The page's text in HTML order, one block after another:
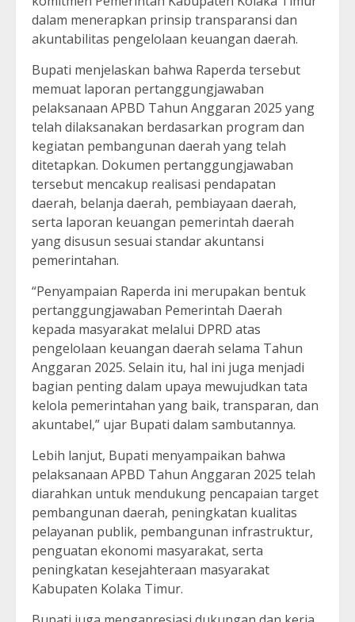
dalam menerapkan prinsip transparansi dan
akuntabilitas pengelolaan keuangan daerah.
Bupati menjelaskan bahwa Raperda tersebut
memuat laporan pertanggungjawaban
pelaksanaan APBD Tahun Anggaran 2025 yang
telah dilaksanakan berdasarkan program dan
kegiatan pembangunan daerah yang telah
ditetapkan. Dokumen pertanggungjawaban
tersebut mencakup realisasi pendapatan
daerah, belanja daerah, pembiayaan daerah,
serta laporan keuangan pemerintah daerah
yang disusun sesuai standar akuntansi
pemerintahan.
“Penyampaian Raperda ini merupakan bentuk
pertanggungjawaban Pemerintah Daerah
kepada masyarakat melalui DPRD atas
pengelolaan keuangan daerah selama Tahun
Anggaran 2025. Selain itu, hal ini juga menjadi
bagian penting dalam upaya mewujudkan tata
kelola pemerintahan yang baik, transparan, dan
akuntabel,” ujar Bupati dalam sambutannya.
Lebih lanjut, Bupati menyampaikan bahwa
pelaksanaan APBD Tahun Anggaran 2025 telah
diarahkan untuk mendukung pencapaian target
pembangunan daerah, peningkatan kualitas
pelayanan publik, pembangunan infrastruktur,
penguatan ekonomi masyarakat, serta
peningkatan kesejahteraan masyarakat
Kabupaten Kolaka Timur.